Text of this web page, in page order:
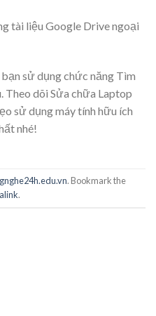
tài liệu Google Drive ngoại
sử dụng chức năng Tìm
Theo dõi Sửa chữa Laptop
sử dụng máy tính hữu ích
nhé!
. Bookmark the
.